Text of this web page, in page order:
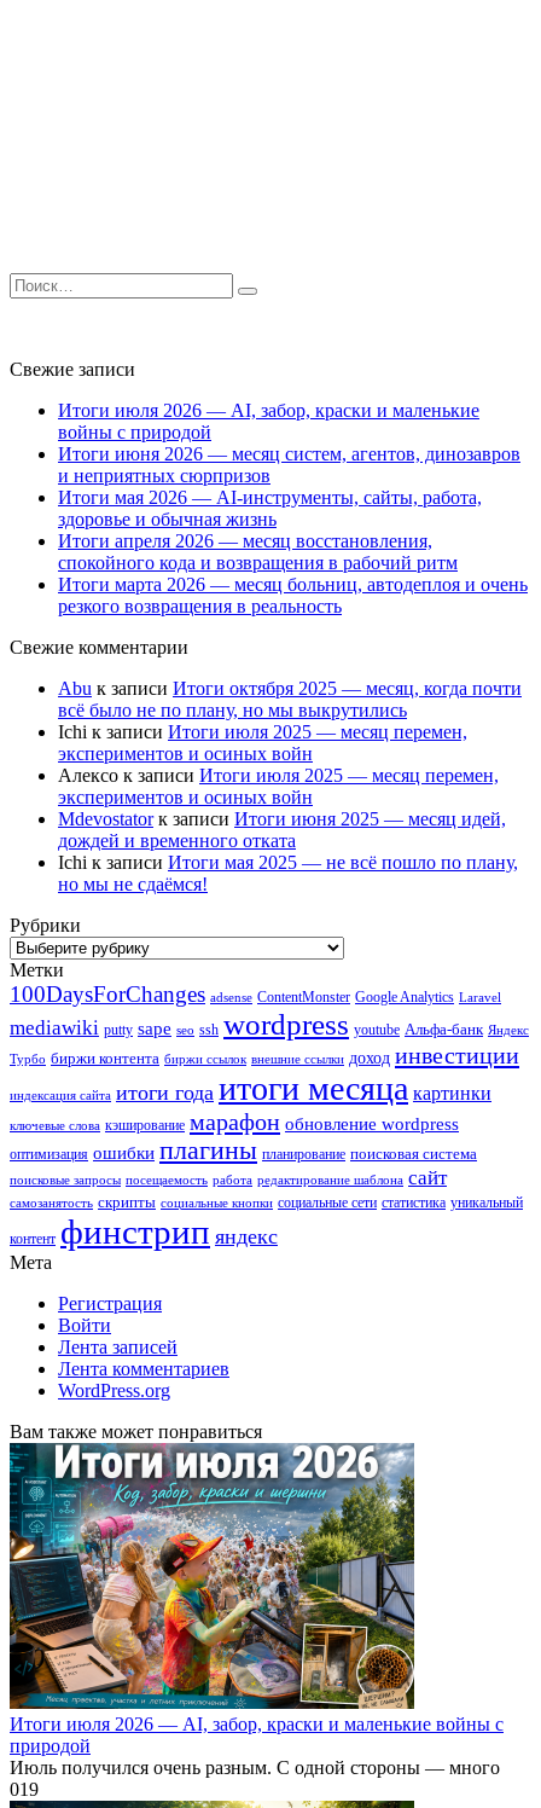
Search
for:
Свежие записи
Итоги июля 2026 — AI, забор, краски и маленькие
войны с природой
Итоги июня 2026 — месяц систем, агентов, динозавров
и неприятных сюрпризов
Итоги мая 2026 — AI-инструменты, сайты, работа,
здоровье и обычная жизнь
Итоги апреля 2026 — месяц восстановления,
спокойного кода и возвращения в рабочий ритм
Итоги марта 2026 — месяц больниц, автодеплоя и очень
резкого возвращения в реальность
Свежие комментарии
Abu к записи Итоги октября 2025 — месяц, когда почти
всё было не по плану, но мы выкрутились
Ichi к записи Итоги июля 2025 — месяц перемен,
экспериментов и осиных войн
Алексо к записи Итоги июля 2025 — месяц перемен,
экспериментов и осиных войн
Mdevostatorк записи Итоги июня 2025 — месяц идей,
дождей и временного отката
Ichi к записи Итоги мая 2025 — не всё пошло по плану,
но мы не сдаёмся!
Рубрики
Рубрики
Метки
100DaysForChanges adsense ContentMonster Google Analytics Laravel
mediawiki putty sape seo ssh wordpress youtube Альфа-банк Яндекс
Турбо биржи контента биржи ссылок внешние ссылки доход инвестиции
индексация сайта итоги года итоги месяца картинки
ключевые слова кэширование марафон обновление wordpress
оптимизация ошибки плагины планирование поисковая система
поисковые запросы посещаемость работа редактирование шаблона сайт
самозанятость скрипты социальные кнопки социальные сети статистика уникальный
контент финстрип яндекс
Мета
Регистрация
Войти
Лента записей
Лента комментариев
WordPress.org
Вам также может понравиться
Итоги июля 2026 — AI, забор, краски и маленькие войны с
природой
Июль получился очень разным. С одной стороны — много
019